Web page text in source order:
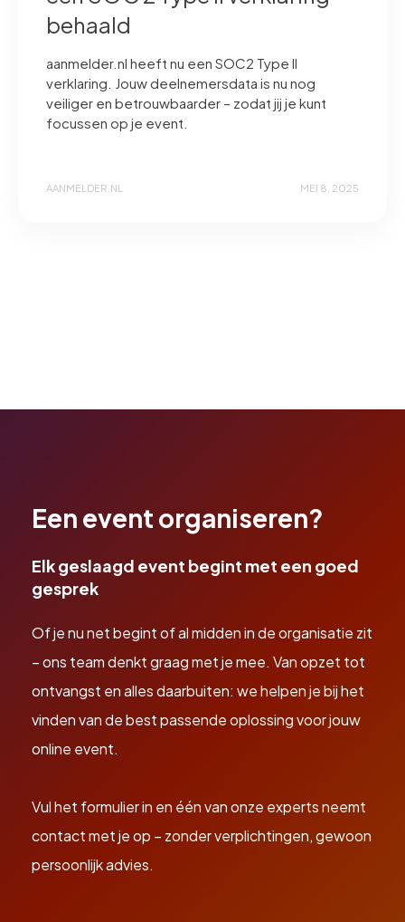
behaald
aanmelder.nl heeft nu een SOC2 Type II
verklaring. Jouw deelnemersdata is nu nog
veiliger en betrouwbaarder – zodat jij je kunt
focussen op je event.
AANMELDER.NL MEI 8, 2025
Een event organiseren?
Elk geslaagd event begint met een goed
gesprek
Of je nu net begint of al midden in de organisatie zit
– ons team denkt graag met je mee. Van opzet tot
ontvangst en alles daarbuiten: we helpen je bij het
vinden van de best passende oplossing voor jouw
online event.
Vul het formulier in en één van onze experts neemt
contact met je op – zonder verplichtingen, gewoon
persoonlijk advies.